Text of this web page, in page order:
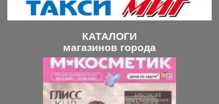
КАТАЛОГИ
магазинов города